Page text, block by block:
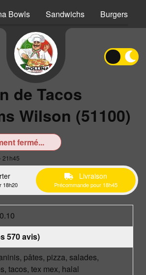
Bowls Sandwichs Burgers
de Tacos
Wilson (51100)
fermé...
21h45
18h20
Livraison
Précommande pour 18h45
570 avis)
pâtes, pizza, salades,
tacos, tex mex, halal